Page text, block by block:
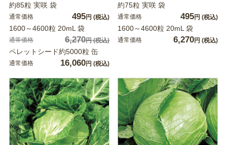
約85粒 実咲 袋
通常価格 495円 (税込)
1600～4600粒 20mL 袋
通常価格 6,270円(税込)
ペレットシード約5000粒 缶
通常価格 16,060円 (税込)
約75粒 実咲 袋
通常価格 495円 (税込)
1600～4600粒 20mL 袋
通常価格 6,270円 (税込)